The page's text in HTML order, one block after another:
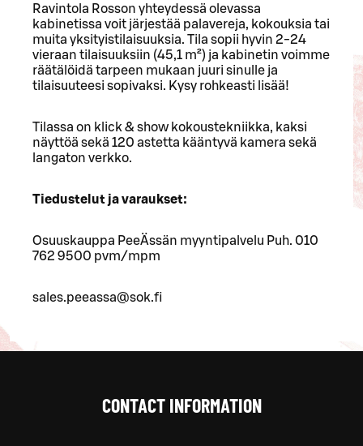
Ravintola Rosson yhteydessä olevassa
kabinetissa voit järjestää palavereja, kokouksia tai
muita yksityistilaisuuksia. Tila sopii hyvin 2-24
vieraan tilaisuuksiin (45,1 m²) ja kabinetin voimme
räätälöidä tarpeen mukaan juuri sinulle ja
tilaisuuteesi sopivaksi. Kysy rohkeasti lisää!
Tilassa on klick & show kokoustekniikka, kaksi
näyttöä sekä 120 astetta kääntyvä kamera sekä
langaton verkko.
Tiedustelut ja varaukset:
Osuuskauppa PeeÄssän myyntipalvelu Puh. 010
762 9500 pvm/mpm
sales.peeassa@sok.fi
CONTACT INFORMATION